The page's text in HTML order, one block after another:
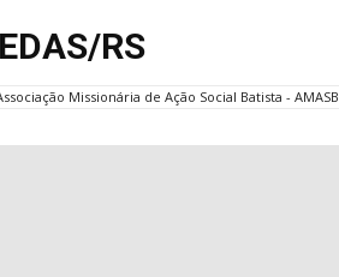
RS
Missionária de Ação Social Batista - AMASB